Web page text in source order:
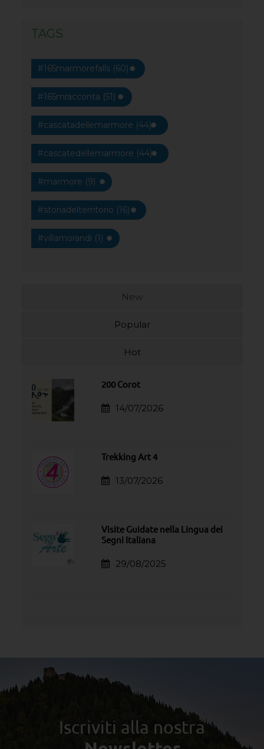
TAGS
#165marmorefalls (60)
#165mracconta (51)
#cascatadellemarmore (44)
#cascatedellemarmore (44)
#marmore (9)
#storiadelterritorio (16)
#villamorandi (1)
New
Popular
Hot
200 Corot
14/07/2026
Trekking Art 4
13/07/2026
Visite Guidate nella Lingua dei
Segni Italiana
29/08/2025
Iscriviti alla nostra